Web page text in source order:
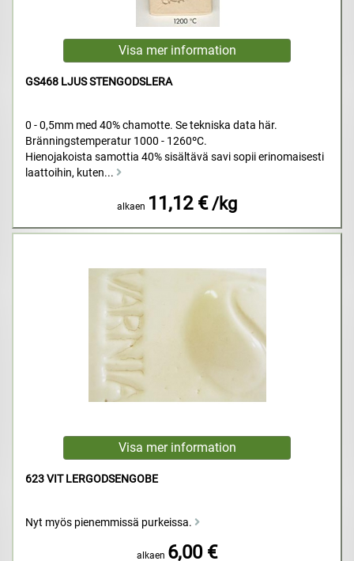
GS468 LJUS STENGODSLERA
0 - 0,5mm med 40% chamotte. Se tekniska data här.
Bränningstemperatur 1000 - 1260ºC.
Hienojakoista samottia 40% sisältävä savi sopii erinomaisesti
laattoihin, kuten...
alkaen 11,12 € /kg
623 VIT LERGODSENGOBE
Nyt myös pienemmissä purkeissa.
alkaen 6,00 €